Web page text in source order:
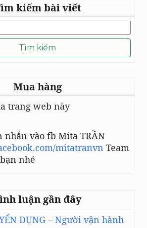
kiếm bài viết
Mua hàng
trang web này
nhắn vào fb Mita TRẦN
mitatranvn Team
nhé
luận gần đây
DỤNG – Người vận hành